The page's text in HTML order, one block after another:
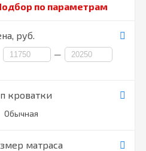
по параметрам
руб.
—
кроватки
Обычная
матраса